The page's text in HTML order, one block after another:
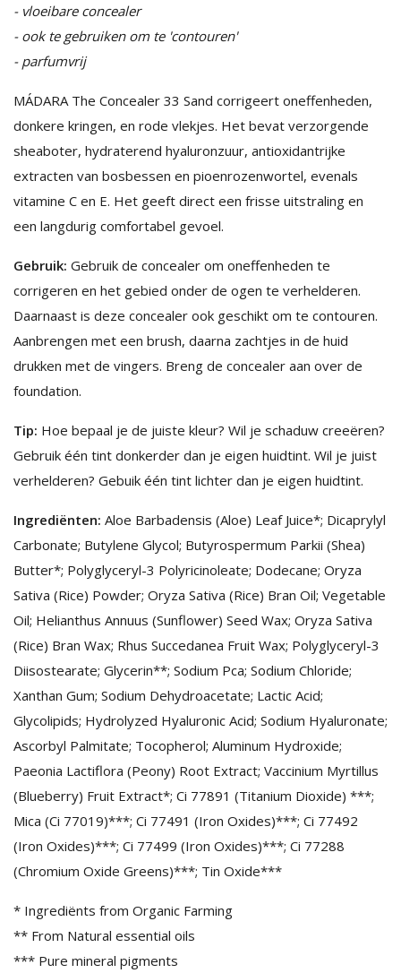
- vloeibare concealer
- ook te gebruiken om te 'contouren'
- parfumvrij
MÁDARA The Concealer 33 Sand corrigeert oneffenheden,
donkere kringen, en rode vlekjes. Het bevat verzorgende
sheaboter, hydraterend hyaluronzuur, antioxidantrijke
extracten van bosbessen en pioenrozenwortel, evenals
vitamine C en E. Het geeft direct een frisse uitstraling en
een langdurig comfortabel gevoel.
Gebruik: Gebruik de concealer om oneffenheden te
corrigeren en het gebied onder de ogen te verhelderen.
Daarnaast is deze concealer ook geschikt om te contouren.
Aanbrengen met een brush, daarna zachtjes in de huid
drukken met de vingers. Breng de concealer aan over de
foundation.
Tip: Hoe bepaal je de juiste kleur? Wil je schaduw creeëren?
Gebruik één tint donkerder dan je eigen huidtint. Wil je juist
verhelderen? Gebuik één tint lichter dan je eigen huidtint.
Ingrediënten: Aloe Barbadensis (Aloe) Leaf Juice*; Dicaprylyl
Carbonate; Butylene Glycol; Butyrospermum Parkii (Shea)
Butter*; Polyglyceryl-3 Polyricinoleate; Dodecane; Oryza
Sativa (Rice) Powder; Oryza Sativa (Rice) Bran Oil; Vegetable
Oil; Helianthus Annuus (Sunflower) Seed Wax; Oryza Sativa
(Rice) Bran Wax; Rhus Succedanea Fruit Wax; Polyglyceryl-3
Diisostearate; Glycerin**; Sodium Pca; Sodium Chloride;
Xanthan Gum; Sodium Dehydroacetate; Lactic Acid;
Glycolipids; Hydrolyzed Hyaluronic Acid; Sodium Hyaluronate;
Ascorbyl Palmitate; Tocopherol; Aluminum Hydroxide;
Paeonia Lactiflora (Peony) Root Extract; Vaccinium Myrtillus
(Blueberry) Fruit Extract*; Ci 77891 (Titanium Dioxide) ***;
Mica (Ci 77019)***; Ci 77491 (Iron Oxides)***; Ci 77492
(Iron Oxides)***; Ci 77499 (Iron Oxides)***; Ci 77288
(Chromium Oxide Greens)***; Tin Oxide***
* Ingrediënts from Organic Farming
** From Natural essential oils
*** Pure mineral pigments